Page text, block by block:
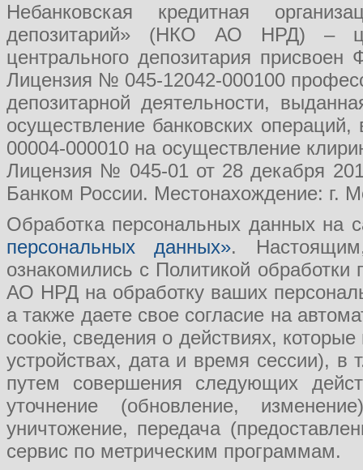
Небанковская кредитная
депозитарий» (НКО АО НРД) –
центрального депозитария
Лицензия № 045-12042-000100
депозитарной деятельности,
осуществление банковских
00004-000010 на осуществление
Лицензия № 045-01 от 28 декабря
Банком России. Местонахождение: г.
Обработка персональных данных на
персональных данных».
ознакомились с Политикой
АО НРД на обработку ваших
а также даете свое согласие на
cookie, сведения о действиях,
устройствах, дата и время сессии), в
путем совершения следующих
уточнение (обновление,
уничтожение, передача
сервис по метрическим программам.